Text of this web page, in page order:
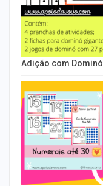
Adição com Dominó